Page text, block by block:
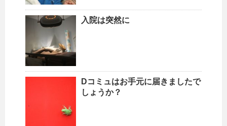
入院は突然に
Dコミュはお手元に届きましたで
しょうか？